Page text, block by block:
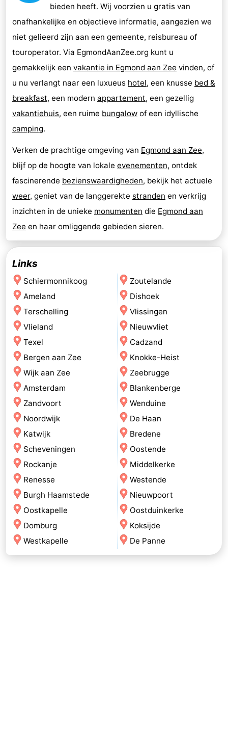
bieden heeft. Wij voorzien u gratis van
onafhankelijke en objectieve informatie, aangezien we
niet gelieerd zijn aan een gemeente, reisbureau of
touroperator. Via EgmondAanZee.org kunt u
gemakkelijk een vakantie in Egmond aan Zee vinden, of
u nu verlangt naar een luxueus hotel, een knusse bed &
breakfast, een modern appartement, een gezellig
vakantiehuis, een ruime bungalow of een idyllische
camping.
Verken de prachtige omgeving van Egmond aan Zee,
blijf op de hoogte van lokale evenementen, ontdek
fascinerende bezienswaardigheden, bekijk het actuele
weer, geniet van de langgerekte stranden en verkrijg
inzichten in de unieke monumenten die Egmond aan
Zee en haar omliggende gebieden sieren.
Links
Schiermonnikoog
Ameland
Terschelling
Vlieland
Texel
Bergen aan Zee
Wijk aan Zee
Amsterdam
Zandvoort
Noordwijk
Katwijk
Scheveningen
Rockanje
Renesse
Burgh Haamstede
Oostkapelle
Domburg
Westkapelle
Zoutelande
Dishoek
Vlissingen
Nieuwvliet
Cadzand
Knokke-Heist
Zeebrugge
Blankenberge
Wenduine
De Haan
Bredene
Oostende
Middelkerke
Westende
Nieuwpoort
Oostduinkerke
Koksijde
De Panne